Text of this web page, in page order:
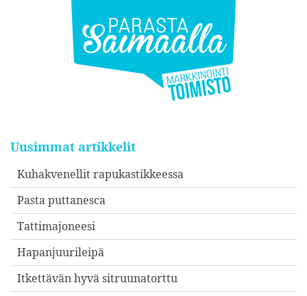
Uusimmat artikkelit
Kuhakvenellit rapukastikkeessa
Pasta puttanesca
Tattimajoneesi
Hapanjuurileipä
Itkettävän hyvä sitruunatorttu